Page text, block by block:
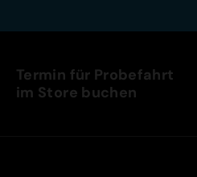
Termin für Probefahrt
im Store buchen